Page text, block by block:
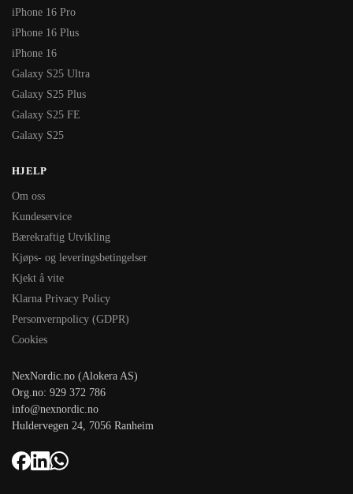
iPhone 16 Pro
iPhone 16 Plus
iPhone 16
Galaxy S25 Ultra
Galaxy S25 Plus
Galaxy S25 FE
Galaxy S25
HJELP
Om oss
Kundeservice
Bærekraftig Utvikling
Kjøps- og leveringsbetingelser
Kjekt å vite
Klarna Privacy Policy
Personvernpolicy (GDPR)
Cookies
NexNordic.no (Alokera AS)
Org.no: 929 372 786
info@nexnordic.no
Huldervegen 24, 7056 Ranheim